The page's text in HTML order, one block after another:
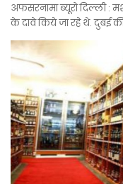
अफसरनामा ब्यूरो दिल्ली :
के दावे किये जा रहे थे. दुबई